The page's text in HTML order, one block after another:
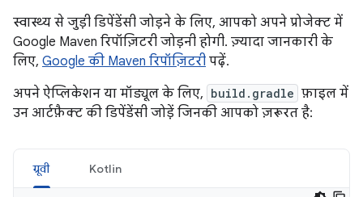
स्वास्थ्य से जुड़ी डिपेंडेंसी जोड़ने के लिए, आपको अपने प्रोजेक्ट में
Google Maven रिपॉज़िटरी जोड़नी होगी. ज़्यादा जानकारी के
लिए, Google की Maven रिपॉज़िटरी पढ़ें.
अपने ऐप्लिकेशन या मॉड्यूल के लिए, build.gradle फ़ाइल में
उन आर्टफ़ैक्ट की डिपेंडेंसी जोड़ें जिनकी आपको ज़रूरत है:
ग्रूवी Kotlin